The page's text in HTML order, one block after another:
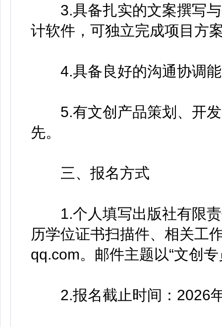
3.具备扎实的文案撰写与
计软件，可独立完成项目方
4.具备良好的沟通协调能
5.有文创产品策划、开发
先。
三、报名方式
1.个人填写出版社有限责
历学位证书扫描件、相关工
qq.com。邮件主题以“文创
2.报名截止时间：2026